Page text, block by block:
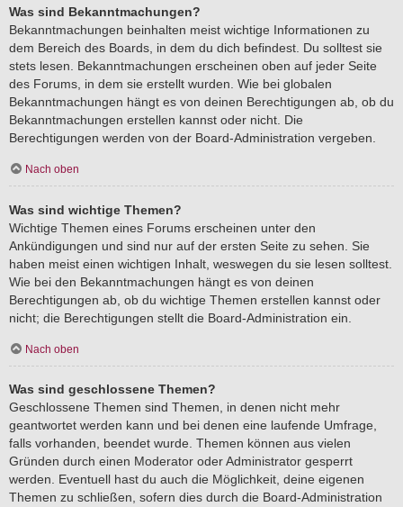
Was sind Bekanntmachungen?
Bekanntmachungen beinhalten meist wichtige Informationen zu
dem Bereich des Boards, in dem du dich befindest. Du solltest sie
stets lesen. Bekanntmachungen erscheinen oben auf jeder Seite
des Forums, in dem sie erstellt wurden. Wie bei globalen
Bekanntmachungen hängt es von deinen Berechtigungen ab, ob du
Bekanntmachungen erstellen kannst oder nicht. Die
Berechtigungen werden von der Board-Administration vergeben.
Nach oben
Was sind wichtige Themen?
Wichtige Themen eines Forums erscheinen unter den
Ankündigungen und sind nur auf der ersten Seite zu sehen. Sie
haben meist einen wichtigen Inhalt, weswegen du sie lesen solltest.
Wie bei den Bekanntmachungen hängt es von deinen
Berechtigungen ab, ob du wichtige Themen erstellen kannst oder
nicht; die Berechtigungen stellt die Board-Administration ein.
Nach oben
Was sind geschlossene Themen?
Geschlossene Themen sind Themen, in denen nicht mehr
geantwortet werden kann und bei denen eine laufende Umfrage,
falls vorhanden, beendet wurde. Themen können aus vielen
Gründen durch einen Moderator oder Administrator gesperrt
werden. Eventuell hast du auch die Möglichkeit, deine eigenen
Themen zu schließen, sofern dies durch die Board-Administration